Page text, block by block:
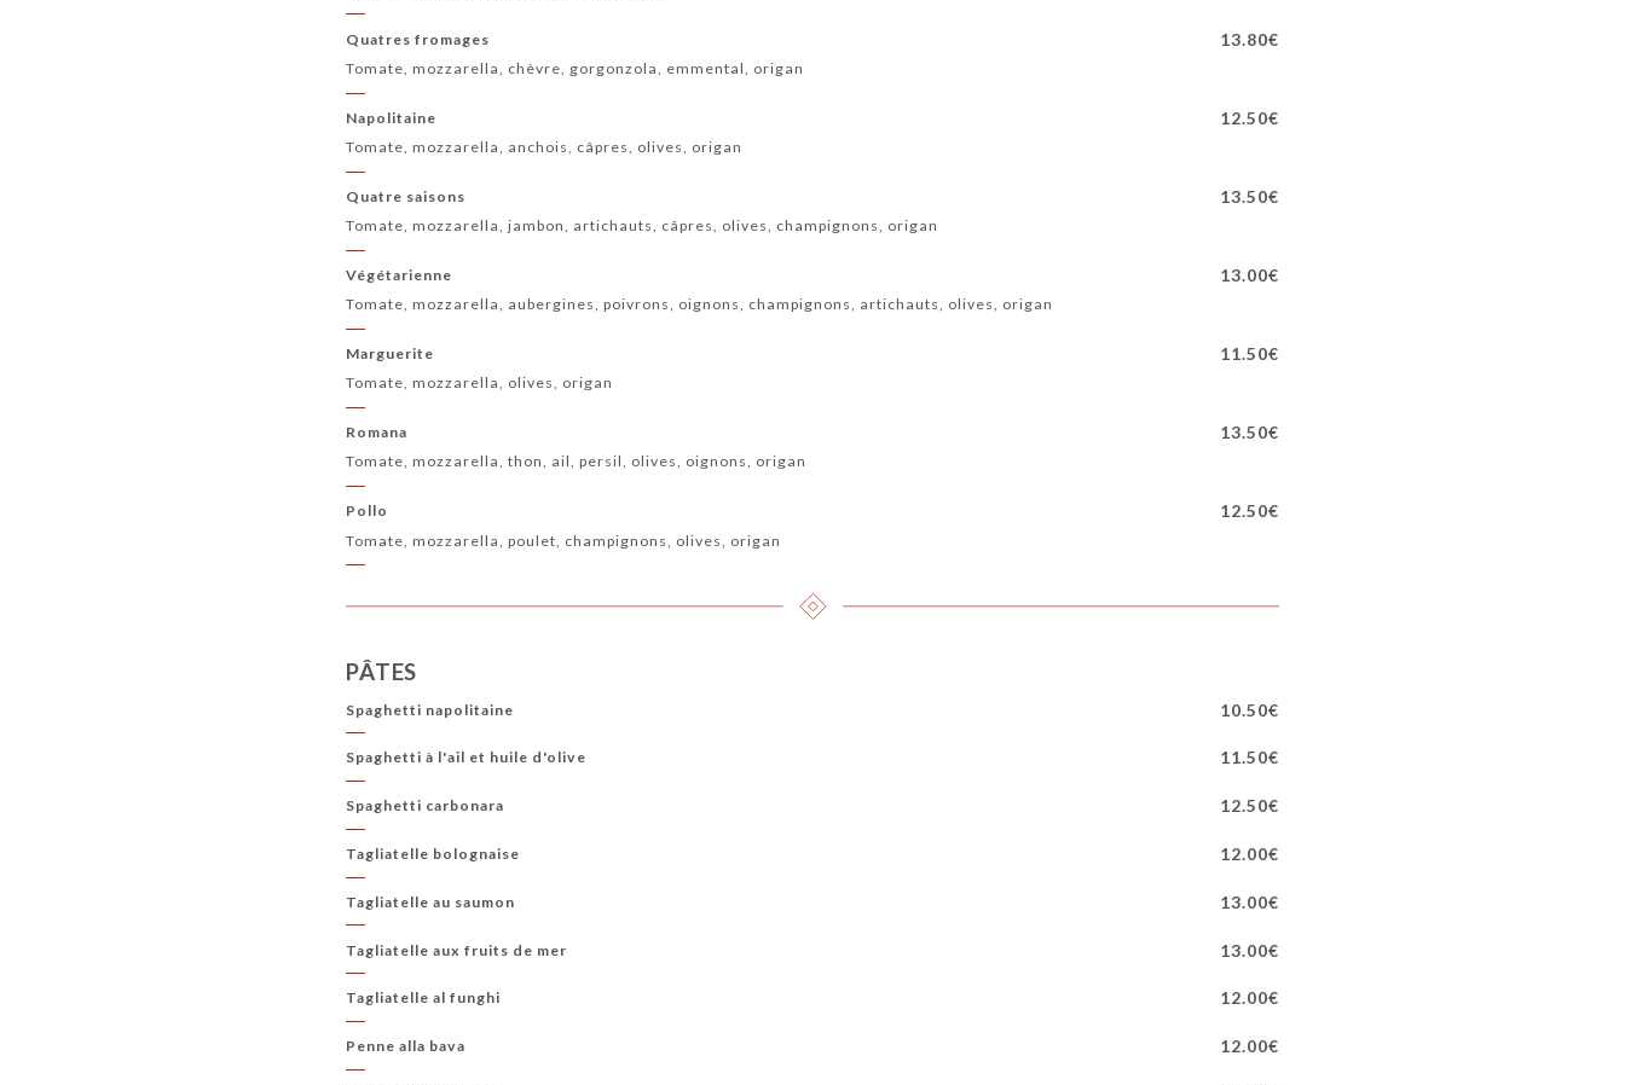
Quatres fromages 13.80€
Tomate, mozzarella, chèvre, gorgonzola, emmental, origan
Napolitaine 12.50€
Tomate, mozzarella, anchois, câpres, olives, origan
Quatre saisons 13.50€
Tomate, mozzarella, jambon, artichauts, câpres, olives, champignons, origan
Végétarienne 13.00€
Tomate, mozzarella, aubergines, poivrons, oignons, champignons, artichauts, olives, origan
Marguerite 11.50€
Tomate, mozzarella, olives, origan
Romana 13.50€
Tomate, mozzarella, thon, ail, persil, olives, oignons, origan
Pollo 12.50€
Tomate, mozzarella, poulet, champignons, olives, origan
PÂTES
Spaghetti napolitaine 10.50€
Spaghetti à l'ail et huile d'olive 11.50€
Spaghetti carbonara 12.50€
Tagliatelle bolognaise 12.00€
Tagliatelle au saumon 13.00€
Tagliatelle aux fruits de mer 13.00€
Tagliatelle al funghi 12.00€
Penne alla bava 12.00€